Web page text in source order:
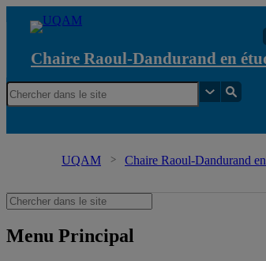
Chaire Raoul-Dandurand en
UQAM Chaire Raoul-Dandurand
Menu Principal